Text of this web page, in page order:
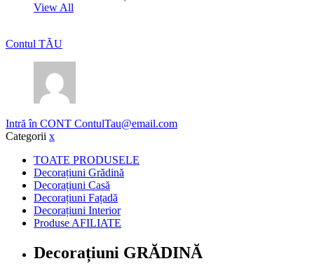
View All
Contul TĂU
Intră în CONT ContulTau@email.com
Categorii x
TOATE PRODUSELE
Decorațiuni Grădină
Decorațiuni Casă
Decorațiuni Fațadă
Decorațiuni Interior
Produse AFILIATE
Decorațiuni GRĂDINĂ